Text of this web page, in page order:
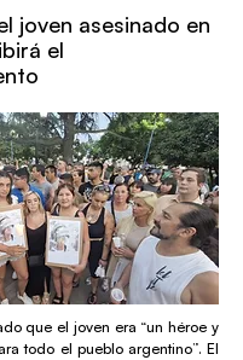
joven asesinado en
el
que el joven era “un héroe y
todo el pueblo argentino”. El